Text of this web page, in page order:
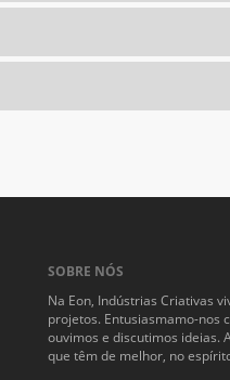
SOBRE NÓS
Na Eon, Indústrias Criativas
projetos. Entusiasmamo-nos
ouvimos e discutimos ideias.
que têm de melhor, no